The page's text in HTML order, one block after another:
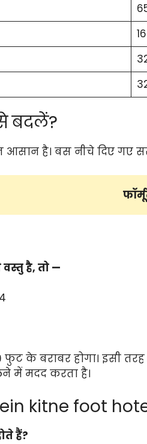
बदलें?
है। बस नीचे दिए गए
है, तो —
के बराबर होगा। इसी
में मदद करता है।
kitne foot
हैं?